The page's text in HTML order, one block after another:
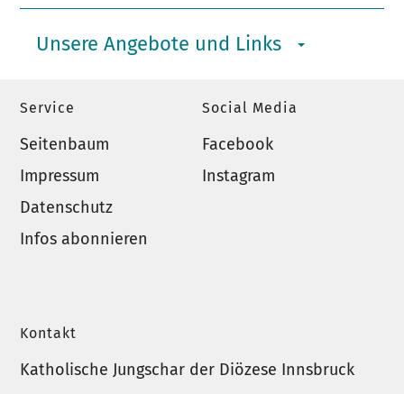
Unsere Angebote und Links
Service
Seitenbaum
Impressum
Datenschutz
Infos abonnieren
Social Media
Facebook
Instagram
Kontakt
Katholische Jungschar der Diözese Innsbruck